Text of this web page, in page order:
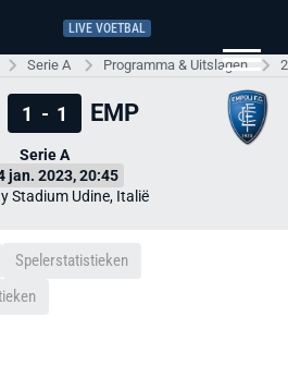
LIVE VOETBAL
Serie A Programma & Uitslagen
1 - 1 EMP
Serie A
jan. 2023, 20:45
Stadium Udine, Italië
Spelerstatistieken